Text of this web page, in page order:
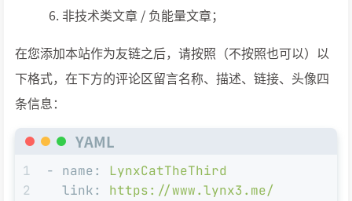
非技术类文章 / 负能量文章；
在您添加本站作为友链之后，请按照（不按照也可以）以
下格式，在下方的评论区留言名称、描述、链接、头像四
条信息：
YAML
1
2
- name:
LynxCatTheThird
link:
https://www.lynx3.me/